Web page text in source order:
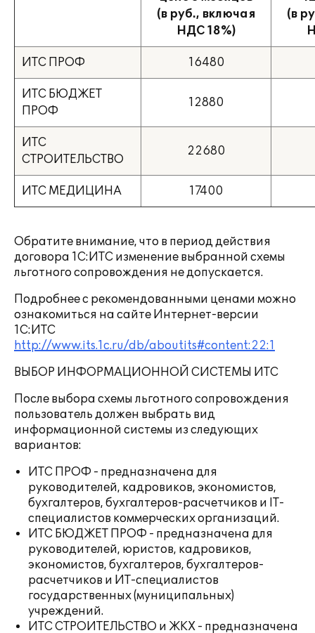
(в руб., включая
НДС 18%)
(в
ИТС ПРОФ 16480
ИТС БЮДЖЕТ
ПРОФ
12880
ИТС
СТРОИТЕЛЬСТВО
22680
ИТС МЕДИЦИНА 17400
Обратите внимание, что в период действия
договора 1С:ИТС изменение выбранной схемы
льготного сопровождения не допускается.
Подробнее с рекомендованными ценами можно
ознакомиться на сайте Интернет-версии
1С:ИТС
http://www.its.1c.ru/db/aboutits#content:22:1
ВЫБОР ИНФОРМАЦИОННОЙ СИСТЕМЫ ИТС
После выбора схемы льготного сопровождения
пользователь должен выбрать вид
информационной системы из следующих
вариантов:
ИТС ПРОФ - предназначена для
руководителей, кадровиков, экономистов,
бухгалтеров, бухгалтеров-расчетчиков и IT-
специалистов коммерческих организаций.
ИТС БЮДЖЕТ ПРОФ - предназначена для
руководителей, юристов, кадровиков,
экономистов, бухгалтеров, бухгалтеров-
расчетчиков и ИТ-специалистов
государственных (муниципальных)
учреждений.
ИТС СТРОИТЕЛЬСТВО и ЖКХ - предназначена